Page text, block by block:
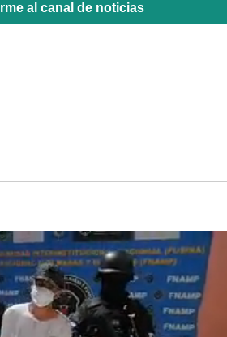
al canal de noticias